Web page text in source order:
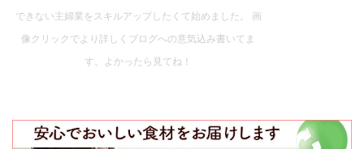
できない主婦業をスキルアップしたくて始めました。 画
像クリックでより詳しくブログへの意気込み書いてま
す。よかったら見てね！